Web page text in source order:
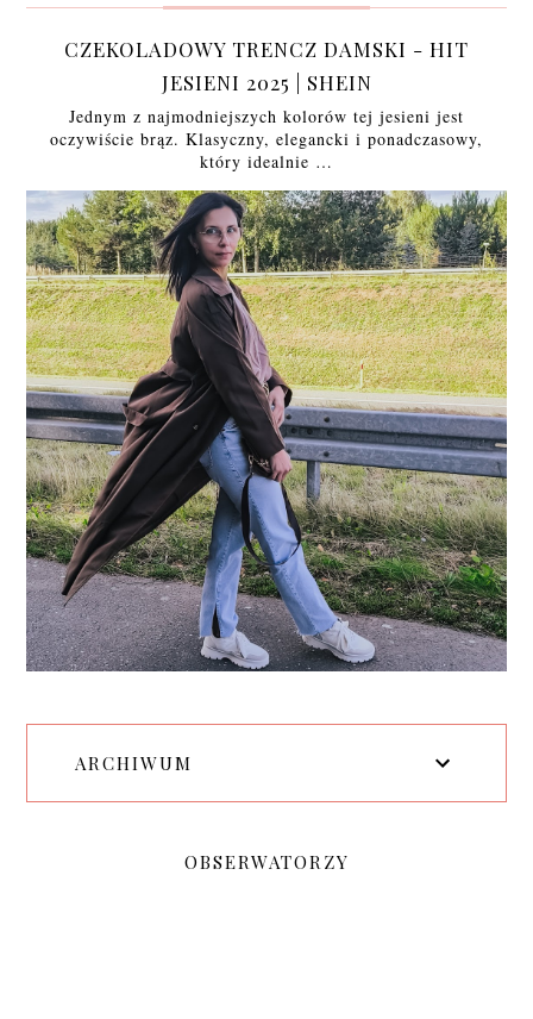
CZEKOLADOWY TRENCZ DAMSKI - HIT
JESIENI 2025 | SHEIN
Jednym z najmodniejszych kolorów tej jesieni jest
oczywiście brąz. Klasyczny, elegancki i ponadczasowy,
który idealnie …
ARCHIWUM
OBSERWATORZY